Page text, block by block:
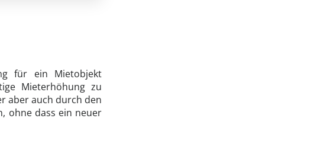
für ein Mietobjekt
Mieterhöhung zu
aber auch durch den
ohne dass ein neuer